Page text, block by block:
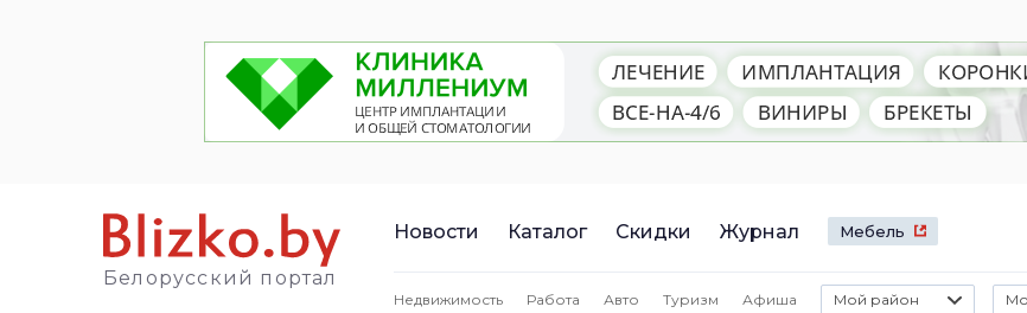
Белорусский портал
Новости Каталог Скидки Журнал Мебель
Недвижимость Работа Авто Туризм Афиша Мой район